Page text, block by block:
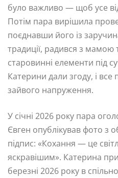
було важливо — щоб усе
Потім пара вирішила
поєднавши його із
традиції, радився з мамою
старовинні елементи під
Катерини дали згоду, і
зайвого напруження.
У січні 2026 року пара
Євген опублікував фото з
підпис: «Кохання — це
яскравішим». Катерина
березні 2026 року в